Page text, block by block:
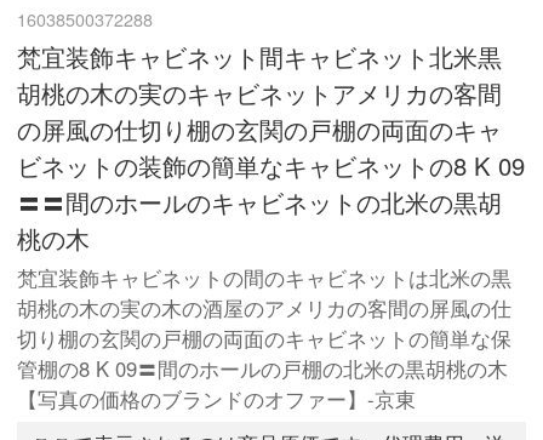
16038500372288
梵宜装飾キャビネット間キャビネット北米黒
胡桃の木の実のキャビネットアメリカの客間
の屏風の仕切り棚の玄関の戸棚の両面のキャ
ビネットの装飾の簡単なキャビネットの8 K 09
〓〓間のホールのキャビネットの北米の黒胡
桃の木
梵宜装飾キャビネットの間のキャビネットは北米の黒
胡桃の木の実の木の酒屋のアメリカの客間の屏風の仕
切り棚の玄関の戸棚の両面のキャビネットの簡単な保
管棚の8 K 09〓間のホールの戸棚の北米の黒胡桃の木
【写真の価格のブランドのオファー】-京東